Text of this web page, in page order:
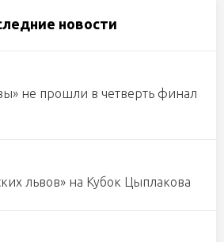
новости
не прошли в четверть финал
львов» на Кубок Цыплакова